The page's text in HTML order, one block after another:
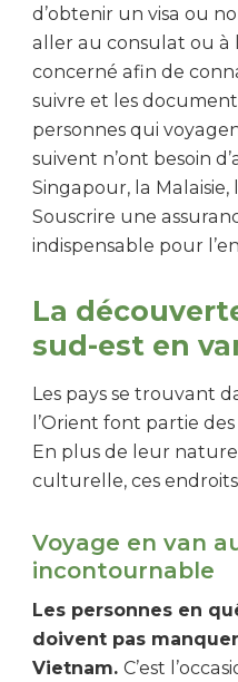
d’obtenir un visa ou
aller au consulat ou à
concerné afin de
suivre et les
personnes qui
suivent n’ont besoin
Singapour, la Malaisie,
Souscrire une
indispensable pour
La
sud-est en
Les pays se trouvant
l’Orient font partie
En plus de leur
culturelle, ces
Voyage en van
incontournable
Les personnes en
doivent pas
Vietnam. C’est